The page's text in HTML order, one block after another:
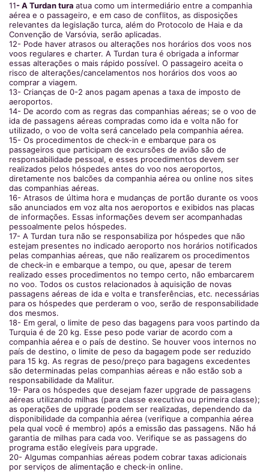
11- A Turdan tura atua como um intermediário entre a companhia
aérea e o passageiro, e em caso de conflitos, as disposições
relevantes da legislação turca, além do Protocolo de Haia e da
Convenção de Varsóvia, serão aplicadas.
12- Pode haver atrasos ou alterações nos horários dos voos nos
voos regulares e charter. A Turdan tura é obrigada a informar
essas alterações o mais rápido possível. O passageiro aceita o
risco de alterações/cancelamentos nos horários dos voos ao
comprar a viagem.
13- Crianças de 0-2 anos pagam apenas a taxa de imposto de
aeroportos.
14- De acordo com as regras das companhias aéreas; se o voo de
ida de passagens aéreas compradas como ida e volta não for
utilizado, o voo de volta será cancelado pela companhia aérea.
15- Os procedimentos de check-in e embarque para os
passageiros que participam de excursões de avião são de
responsabilidade pessoal, e esses procedimentos devem ser
realizados pelos hóspedes antes do voo nos aeroportos,
diretamente nos balcões da companhia aérea ou online nos sites
das companhias aéreas.
16- Atrasos de última hora e mudanças de portão durante os voos
são anunciados em voz alta nos aeroportos e exibidos nas placas
de informações. Essas informações devem ser acompanhadas
pessoalmente pelos hóspedes.
17- A Turdan tura não se responsabiliza por hóspedes que não
estejam presentes no indicado aeroporto nos horários notificados
pelas companhias aéreas, que não realizarem os procedimentos
de check-in e embarque a tempo, ou que, apesar de terem
realizado esses procedimentos no tempo certo, não embarcarem
no voo. Todos os custos relacionados à aquisição de novas
passagens aéreas de ida e volta e transferências, etc. necessárias
para os hóspedes que perderam o voo, serão de responsabilidade
dos mesmos.
18- Em geral, o limite de peso das bagagens para voos partindo da
Turquia é de 20 kg. Esse peso pode variar de acordo com a
companhia aérea e o país de destino. Se houver voos internos no
país de destino, o limite de peso da bagagem pode ser reduzido
para 15 kg. As regras de peso/preço para bagagens excedentes
são determinadas pelas companhias aéreas e não estão sob a
responsabilidade da Malitur.
19- Para os hóspedes que desejam fazer upgrade de passagens
aéreas utilizando milhas (para classe executiva ou primeira classe);
as operações de upgrade podem ser realizadas, dependendo da
disponibilidade da companhia aérea (verifique a companhia aérea
pela qual você é membro) após a emissão das passagens. Não há
garantia de milhas para cada voo. Verifique se as passagens do
programa estão elegíveis para upgrade.
20- Algumas companhias aéreas podem cobrar taxas adicionais
por serviços de alimentação e check-in online.